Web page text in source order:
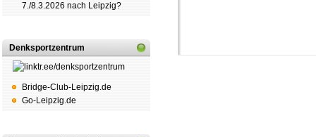
7./8.3.2026 nach Leipzig?
Denksportzentrum
Bridge-Club-Leipzig.de
Go-Leipzig.de